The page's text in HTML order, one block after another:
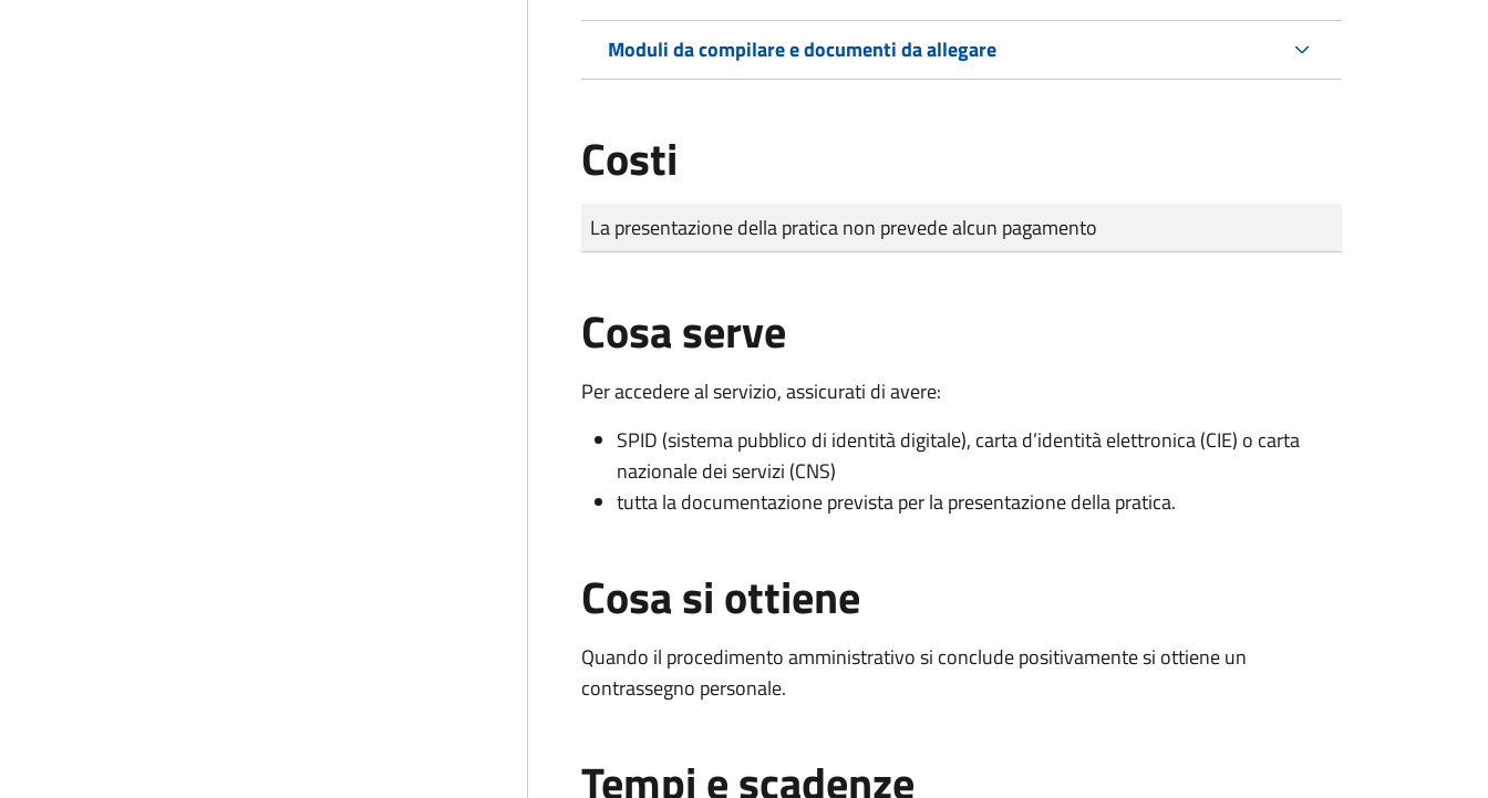
Moduli da compilare e documenti da allegare
Costi
Tipo di pagamento
Importo
La presentazione della pratica non prevede alcun pagamento
Cosa serve
Per accedere al servizio, assicurati di avere:
SPID (sistema pubblico di identità digitale), carta d’identità elettronica (CIE) o carta
nazionale dei servizi (CNS)
tutta la documentazione prevista per la presentazione della pratica.
Cosa si ottiene
Quando il procedimento amministrativo si conclude positivamente si ottiene un
contrassegno personale.
Tempi e scadenze